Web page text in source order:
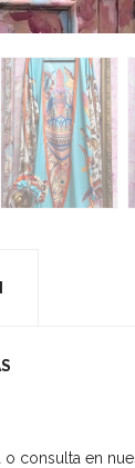
consulta en